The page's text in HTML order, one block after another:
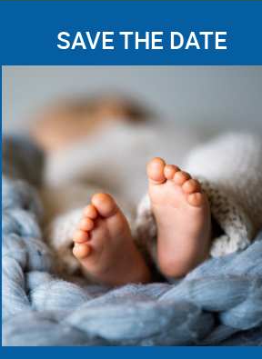
SAVE THE DATE